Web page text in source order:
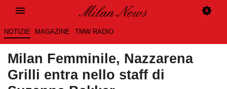
NOTIZIE MAGAZINE TMW RADIO
Milan Femminile, Nazzarena
Grilli entra nello staff di